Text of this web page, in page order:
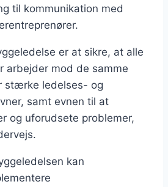
til kommunikation med
er at sikre, at alle
arbejder mod de samme
stærke ledelses- og
samt evnen til at
og uforudsete problemer,
kan